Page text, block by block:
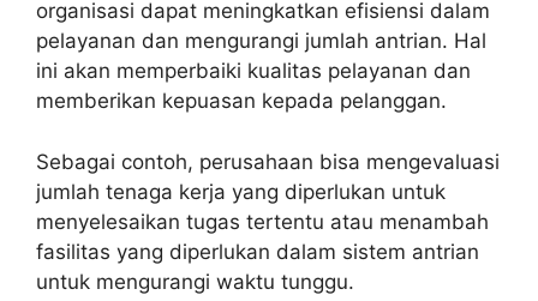
organisasi dapat meningkatkan efisiensi dalam
pelayanan dan mengurangi jumlah antrian. Hal
ini akan memperbaiki kualitas pelayanan dan
memberikan kepuasan kepada pelanggan.
Sebagai contoh, perusahaan bisa mengevaluasi
jumlah tenaga kerja yang diperlukan untuk
menyelesaikan tugas tertentu atau menambah
fasilitas yang diperlukan dalam sistem antrian
untuk mengurangi waktu tunggu.